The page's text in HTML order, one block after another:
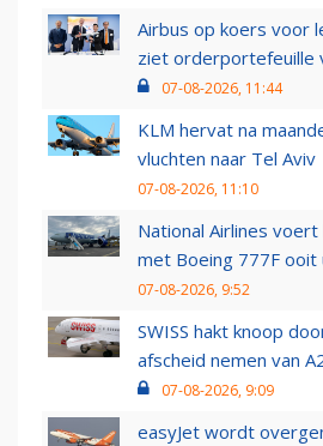
Airbus op koers voor
ziet orderportefeuille
07-08-2026, 11:44
KLM hervat na
vluchten naar Tel Aviv
07-08-2026, 11:10
National Airlines
met Boeing 777F ooit
07-08-2026, 9:52
SWISS hakt knoop
afscheid nemen van
07-08-2026, 9:09
easyJet wordt